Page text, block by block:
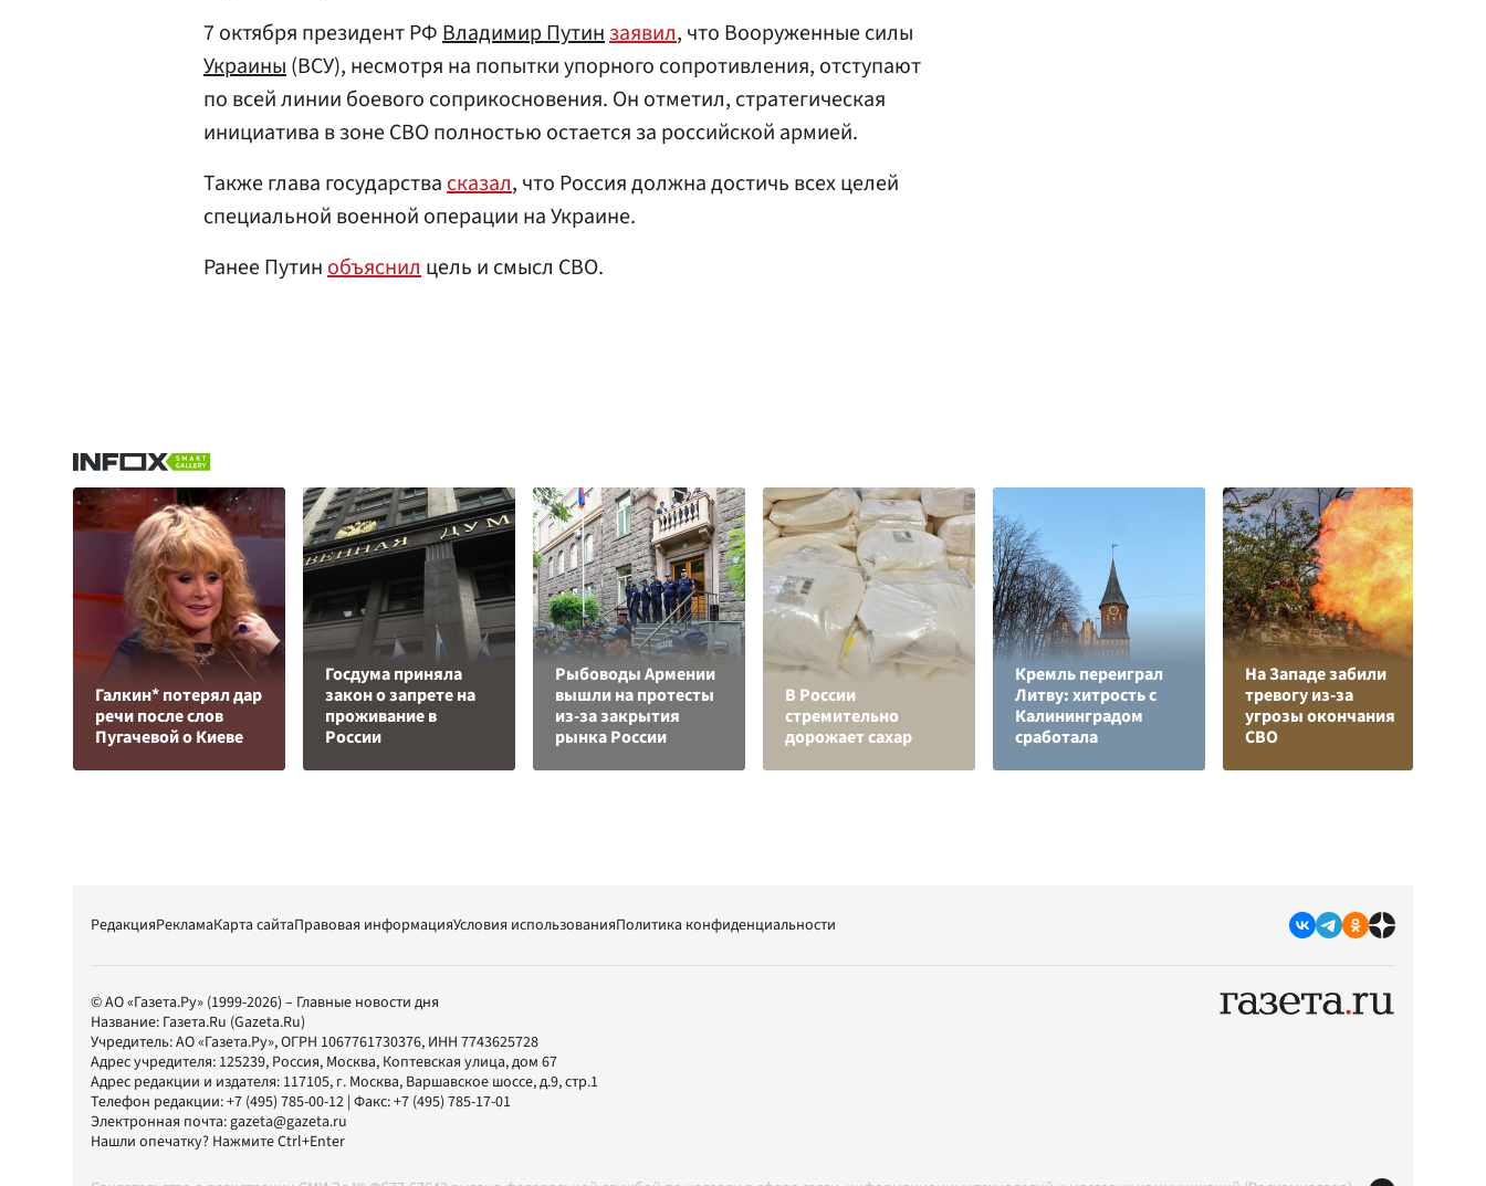
7 октября президент РФВладимир Путинзаявил, что Вооруженные силы
Украины(ВСУ), несмотря на попытки упорного сопротивления, отступают
по всей линии боевого соприкосновения. Он отметил, стратегическая
инициатива в зоне СВО полностью остается за российской армией.
Также глава государствасказал, что Россия должна достичь всех целей
специальной военной операции на Украине.
Ранее Путинобъяснилцель и смысл СВО.
Галкин* потерял дар
речи после слов
Пугачевой о Киеве
Госдума приняла
закон о запрете на
проживание в
России
Рыбоводы Армении
вышли на протесты
из-за закрытия
рынка России
В России
стремительно
дорожает сахар
Кремль переиграл
Литву: хитрость с
Калининградом
сработала
На Западе забили
тревогу из-за
угрозы окончания
СВО
РедакцияРекламаКарта сайтаПравовая информацияУсловия использованияПолитика конфиденциальности
© АО «Газета.Ру» (1999-2026) – Главные новости дня
Название: Газета.Ru (Gazeta.Ru)
Учредитель:АО «Газета.Ру», ОГРН 1067761730376, ИНН 7743625728
Адрес учредителя: 125239, Россия, Москва, Коптевская улица, дом 67
Адрес редакции и издателя: 117105, г. Москва, Варшавское шоссе, д.9, стр.1
Телефон редакции:+7 (495) 785-00-12 | Факс:+7 (495) 785-17-01
Электронная почта:gazeta@gazeta.ru
Нашли опечатку? Нажмите Ctrl+Enter